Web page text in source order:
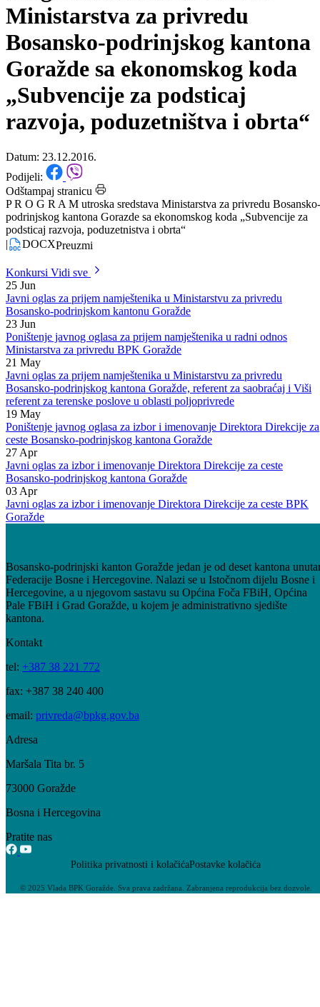
Program utroška sredstava
Ministarstva za privredu
Bosansko-podrinjskog kantona
Goražde sa ekonomskog koda
„Subvencije za podsticaj
razvoja, poduzetništva i obrta“
Datum: 23.12.2016.
Podijeli:
Odštampaj stranicu
P R O G R A M utroska sredstava Ministarstva za privredu Bosansko-
podsticaj razvoja, poduzetnistva i obrta“
|
DOCX
KonkursiVidi sve
25 Jun
Javni oglas za prijem namještenika u Ministarstvu za privredu
Bosansko-podrinjskom kantonu Goražde
23 Jun
Poništenje javnog oglasa za prijem namještenika u radni odnos
Ministarstva za privredu BPK Goražde
21 May
Javni oglas za prijem namještenika u Ministarstvu za privredu
Bosansko-podrinjskog kantona Goražde, referent za saobraćaj i Viši
referent za terenske poslove u oblasti poljoprivrede
19 May
Poništenje javnog oglasa za izbor i imenovanje Direktora Direkcije za
ceste Bosansko-podrinjskog kantona Goražde
27 Apr
Javni oglas za izbor i imenovanje Direktora Direkcije za ceste
Bosansko-podrinjskog kantona Goražde